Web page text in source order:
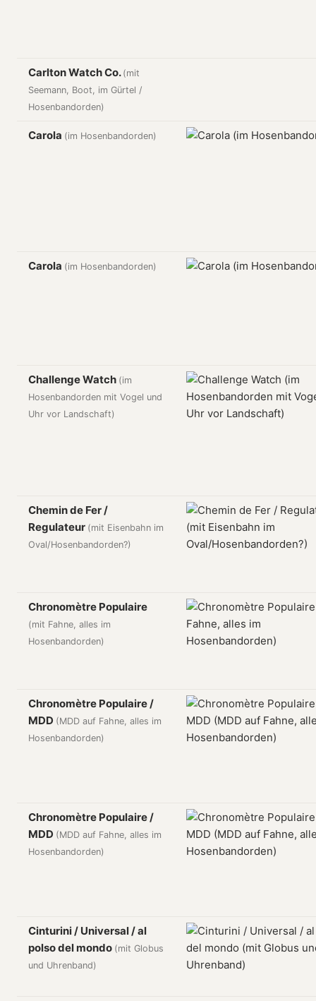
Carlton Watch Co. (mit
Seemann, Boot, im Gürtel /
Hosenbandorden)
Carola (im Hosenbandorden)
Carola (im Hosenbandorden)
Challenge Watch (im
Hosenbandorden mit Vogel und
Uhr vor Landschaft)
Chemin de Fer /
Regulateur (mit Eisenbahn im
Oval/Hosenbandorden?)
Chronomètre Populaire
(mit Fahne, alles im
Hosenbandorden)
Chronomètre Populaire /
MDD (MDD auf Fahne, alles im
Hosenbandorden)
Chronomètre Populaire /
MDD (MDD auf Fahne, alles im
Hosenbandorden)
Cinturini / Universal / al
polso del mondo (mit Globus
und Uhrenband)